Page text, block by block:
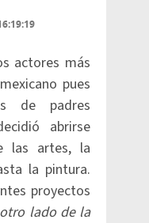
actores más
pues
de padres
abrirse
las artes, la
la pintura.
proyectos
lado de la